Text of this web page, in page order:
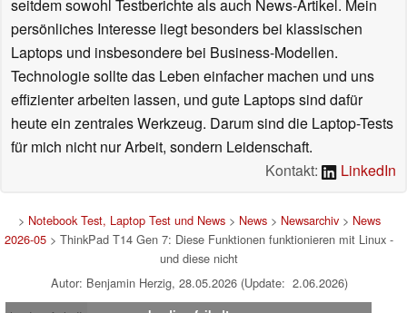
seitdem sowohl Testberichte als auch News-Artikel. Mein
persönliches Interesse liegt besonders bei klassischen
Laptops und insbesondere bei Business-Modellen.
Technologie sollte das Leben einfacher machen und uns
effizienter arbeiten lassen, und gute Laptops sind dafür
heute ein zentrales Werkzeug. Darum sind die Laptop-Tests
für mich nicht nur Arbeit, sondern Leidenschaft.
Kontakt:
LinkedIn
> Notebook Test, Laptop Test und News> News> Newsarchiv> News
2026-05 > ThinkPad T14 Gen 7: Diese Funktionen funktionieren mit Linux -
und diese nicht
Autor: Benjamin Herzig, 28.05.2026 (Update: 2.06.2026)